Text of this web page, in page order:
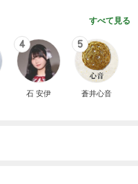
すべて見る
4
石 安伊
5
蒼井心音